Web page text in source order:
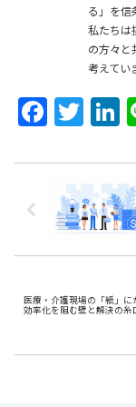
る」を信
私たちは
の方々と
考えてい
F
a
c
e
b
o
o
k
T
w
itt
er
k
e
医療・介護現場の「紙」
効率化を阻む壁と解決の糸